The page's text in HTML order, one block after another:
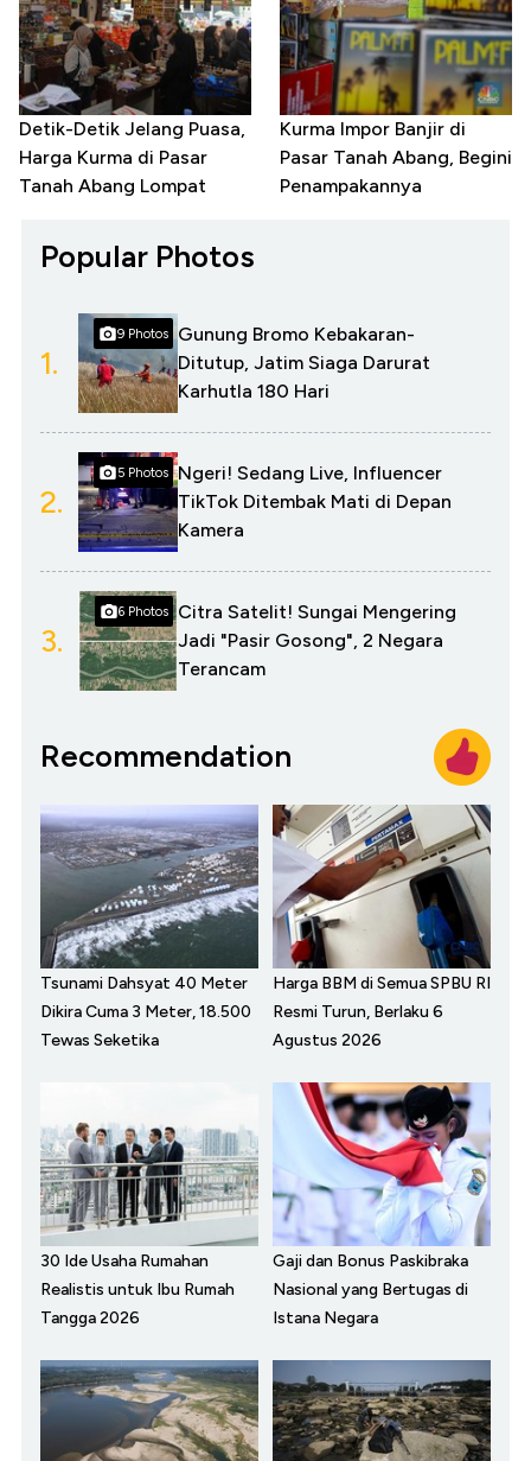
Detik-Detik Jelang Puasa,
Harga Kurma di Pasar
Tanah Abang Lompat
Kurma Impor Banjir di
Pasar Tanah Abang, Begini
Penampakannya
Popular Photos
1.
9 Photos
Gunung Bromo Kebakaran-
Ditutup, Jatim Siaga Darurat
Karhutla 180 Hari
2.
5 Photos
Ngeri! Sedang Live, Influencer
TikTok Ditembak Mati di Depan
Kamera
3.
6 Photos
Citra Satelit! Sungai Mengering
Jadi "Pasir Gosong", 2 Negara
Terancam
Recommendation
Tsunami Dahsyat 40 Meter
Dikira Cuma 3 Meter, 18.500
Tewas Seketika
Harga BBM di Semua SPBU RI
Resmi Turun, Berlaku 6
Agustus 2026
30 Ide Usaha Rumahan
Realistis untuk Ibu Rumah
Tangga 2026
Gaji dan Bonus Paskibraka
Nasional yang Bertugas di
Istana Negara